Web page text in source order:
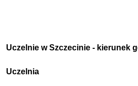
Uczelnie w Szczecinie - kierunek
Uczelnia